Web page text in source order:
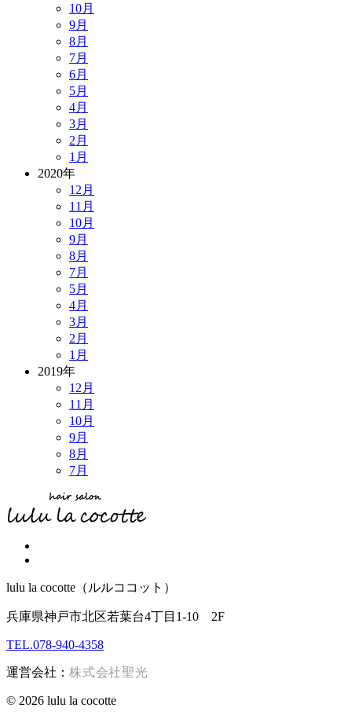
10月
9月
8月
7月
6月
5月
4月
3月
2月
1月
2020年
12月
11月
10月
9月
8月
7月
5月
4月
3月
2月
1月
2019年
12月
11月
10月
9月
8月
7月
lulu la cocotte（ルルココット）
兵庫県神戸市北区若葉台4丁目1-10 2F
TEL.078-940-4358
運営会社： 株式会社聖光
© 2026 lulu la cocotte